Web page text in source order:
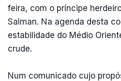
feira, com o príncipe
Salman. Na agenda desta
estabilidade do Médio
crude.
Num comunicado cujo